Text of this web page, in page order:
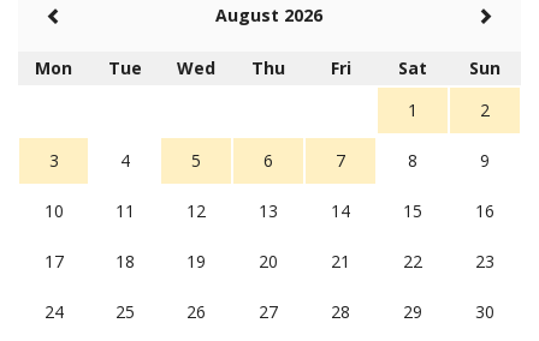
August 2026
Mon Tue Wed Thu Fri Sat
Sun
1
2
3 4 5 6 7 8 9
10 11 12 13 14 15 16
17 18 19 20 21 22 23
24 25 26 27 28 29 30